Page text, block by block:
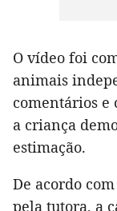
O vídeo foi
animais
comentários e
a criança
estimação.
De acordo
pela tutora, a